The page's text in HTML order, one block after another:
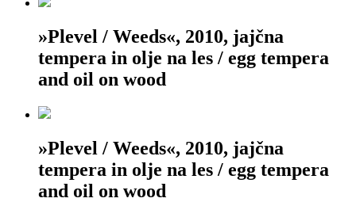
»Plevel / Weeds«, 2010, jajčna
tempera in olje na les / egg tempera
and oil on wood
»Plevel / Weeds«, 2010, jajčna
tempera in olje na les / egg tempera
and oil on wood